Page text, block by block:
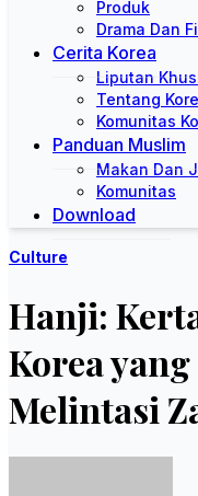
Produk
Drama Dan
Cerita Korea
Liputan
Tentang
Komunitas
Panduan Muslim
Makan Dan
Komunitas
Download
Culture
Hanji:
Korea
Melintasi